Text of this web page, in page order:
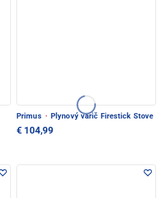
Primus · Plynový varič Firestick Stove
€ 104,99